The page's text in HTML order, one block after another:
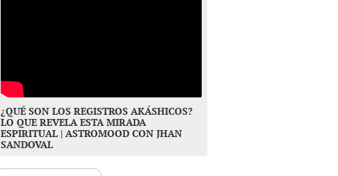
¿QUÉ SON LOS REGISTROS AKÁSHICOS?
LO QUE REVELA ESTA MIRADA
ESPIRITUAL | ASTROMOOD CON JHAN
SANDOVAL